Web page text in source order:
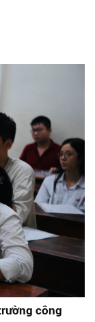
công